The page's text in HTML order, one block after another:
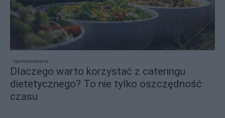
sponsorowane
Dlaczego warto korzystać z cateringu
dietetycznego? To nie tylko oszczędność
czasu